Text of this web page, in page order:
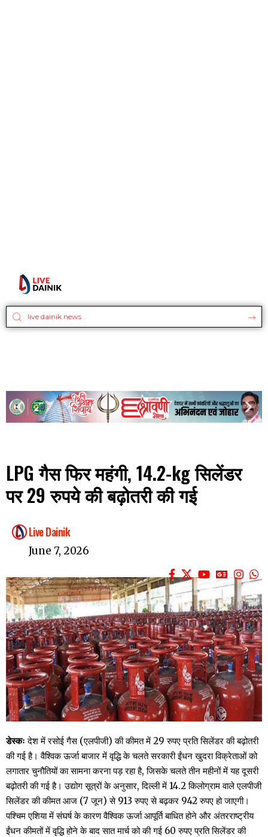
LPG गैस फिर महंगी, 14.2-kg सिलेंडर
पर 29 रुपये की बढ़ोतरी की गई
Live Dainik
June 7, 2026
डेस्कः देश में रसोई गैस (एलपीजी) की कीमत में 29 रुपए प्रति सिलेंडर की बढ़ोतरी
की गई है। वैश्विक ऊर्जा बाजार में वृद्धि के चलते सरकारी ईंधन खुदरा विक्रेताओं को
लगातार चुनौतियों का सामना करना पड़ रहा है, जिसके चलते तीन महीनों में यह दूसरी
बढ़ोतरी की गई है। उद्योग सूत्रों के अनुसार, दिल्ली में 14.2 किलोग्राम वाले एलपीजी
सिलेंडर की कीमत आज (7 जून) से 913 रुपए से बढ़कर 942 रुपए हो जाएगी।
पश्चिम एशिया में संघर्ष के कारण वैश्विक ऊर्जा आपूर्ति बाधित होने और अंतरराष्ट्रीय
ईंधन कीमतों में वृद्धि होने के बाद सात मार्च को की गई 60 रुपए प्रति सिलेंडर की